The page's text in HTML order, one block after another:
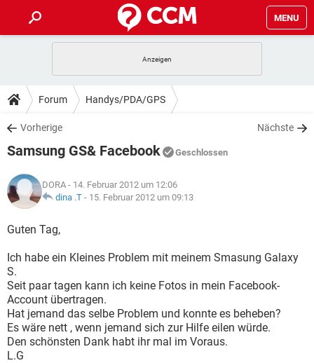
MENU
ANDROID IOS
WINDOWS 10
WHATSAPP TIKTOK
FACEBOOK
TIPPS & TRICKS
SPIELE STREAMING
WHATSAPP TIKTOK
FACEBOOK
DOWNLOADS
SPIELE STREAMING
ANDROID
WINDOWS 10 INSTAGRAM
WHATSAPP
SPIELE STREAMING
ANDROID
WINDOWS 10
WHATSAPP TIKTOK
FACEBOOK HARDWARE
LEXIKON
SPIELE
WHATSAPP
FACEBOOK HARDWARE
Forum Handys/PDA/GPS
Vorherige Nächste
Samsung GS& Facebook Geschlossen
DORA - 14. Februar 2012 um 12:06
dina .T - 15. Februar 2012 um 09:13
Guten Tag,
Ich habe ein Kleines Problem mit meinem Smasung Galaxy
S.
Seit paar tagen kann ich keine Fotos in mein Facebook-
Account übertragen.
Hat jemand das selbe Problem und konnte es beheben?
Es wäre nett , wenn jemand sich zur Hilfe eilen würde.
Den schönsten Dank habt ihr mal im Voraus.
L.G